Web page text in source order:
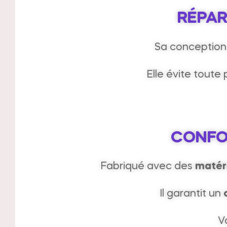
Sa
Elle évite toute
Fabriqué avec des
Il garantit un